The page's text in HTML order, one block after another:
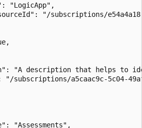
"LogicApp",
"/subscriptions/
"A description that helps to
"/subscriptions/a5caac9c-5c04-
"Assessments",